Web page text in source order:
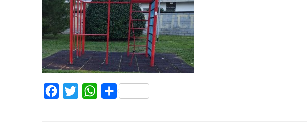
FacebookTwitterWhatsApp
Share